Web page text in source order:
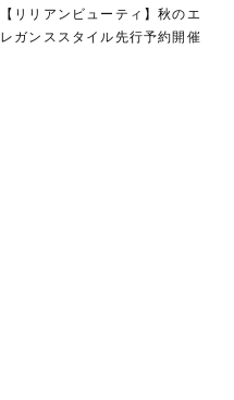
【リリアンビューティ】秋のエ
レガンススタイル先行予約開催